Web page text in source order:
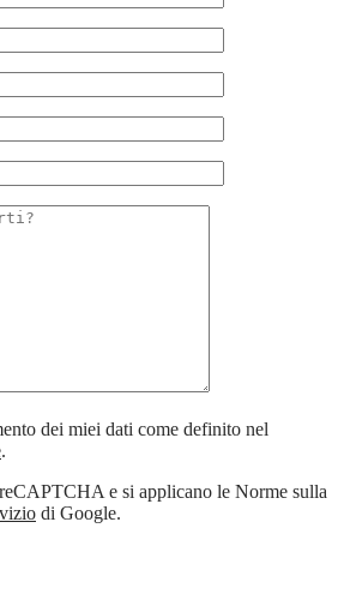
dei miei dati come definito nel
.
e si applicano le Norme sulla
di Google.